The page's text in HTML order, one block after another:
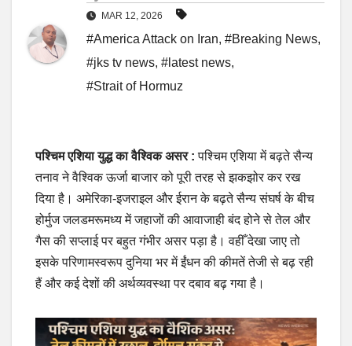
MAR 12, 2026
#America Attack on Iran, #Breaking News,
#jks tv news, #latest news,
#Strait of Hormuz
पश्चिम एशिया युद्ध का वैश्विक असर : पश्चिम एशिया में बढ़ते सैन्य
तनाव ने वैश्विक ऊर्जा बाजार को पूरी तरह से झकझोर कर रख
दिया है। अमेरिका-इजराइल और ईरान के बढ़ते सैन्य संघर्ष के बीच
होर्मुज जलडमरूमध्य में जहाजों की आवाजाही बंद होने से तेल और
गैस की सप्लाई पर बहुत गंभीर असर पड़ा है। वहीँ देखा जाए तो
इसके परिणामस्वरूप दुनिया भर में ईंधन की कीमतें तेजी से बढ़ रही
हैं और कई देशों की अर्थव्यवस्था पर दबाव बढ़ गया है।